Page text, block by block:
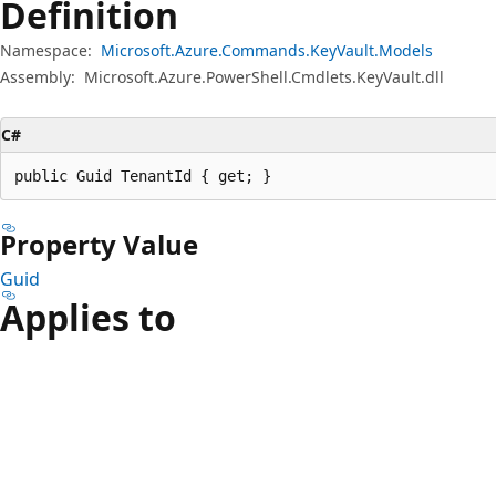
Definition
Namespace: Microsoft.Azure.Commands.KeyVault.Models
Assembly: Microsoft.Azure.PowerShell.Cmdlets.KeyVault.dll
C#
public Guid TenantId { get; }
Property Value
Guid
Applies to